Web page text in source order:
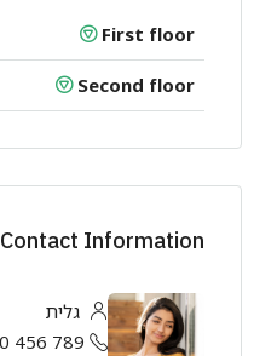
First floor
Second floor
Contact Information
גלית
789 456 3210